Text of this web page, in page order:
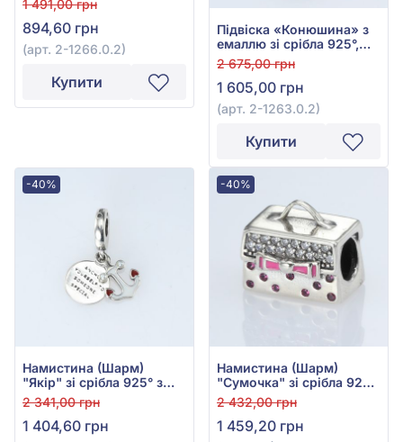
1 491,00 грн
894,60 грн
(арт. 2-1266.0.2)
Купити
Підвіска «Конюшина» з
емаллю зі срібла 925°,
арт. 2-1263.0.2
2 675,00 грн
1 605,00 грн
(арт. 2-1263.0.2)
Купити
-40%
Намистина (Шарм)
"Якір" зі срібла 925° з
червоною емаллю, арт.
580827б
2 341,00 грн
1 404,60 грн
-40%
Намистина (Шарм)
"Сумочка" зі срібла 925°
з рожевим фіанітом/
куб.цирконієм та
емаллю, арт. 757
2 432,00 грн
1 459,20 грн